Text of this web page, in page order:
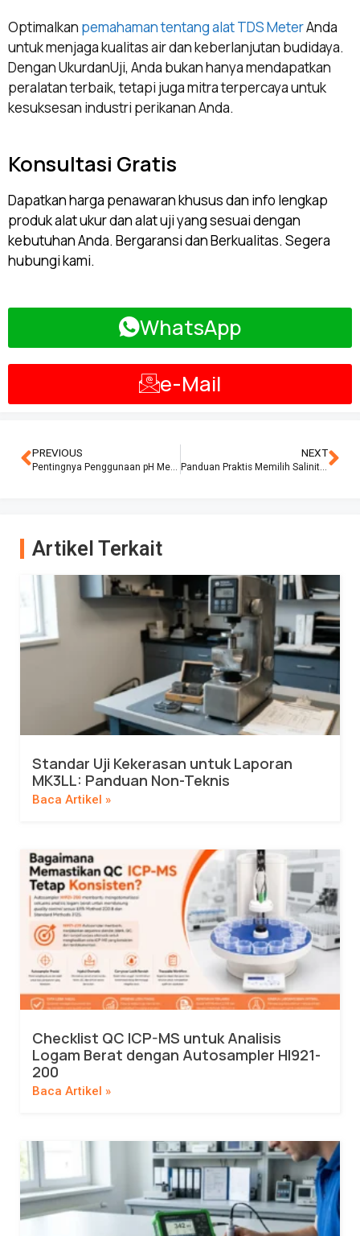
Optimalkan pemahaman tentang alat TDS MeterAnda
untuk menjaga kualitas air dan keberlanjutan budidaya.
Dengan UkurdanUji, Anda bukan hanya mendapatkan
peralatan terbaik, tetapi juga mitra terpercaya untuk
kesuksesan industri perikanan Anda.
Konsultasi Gratis
Dapatkan harga penawaran khusus dan info lengkap
produk alat ukur dan alat uji yang sesuai dengan
kebutuhan Anda. Bergaransi dan Berkualitas. Segera
hubungi kami.
WhatsApp
e-Mail
PREVIOUS NEXT
Panduan Praktis Memilih Salinity Meter yang Ekonomis dan Berkualitas untuk Kolam Renang Anda
Artikel Terkait
Standar Uji Kekerasan untuk Laporan
MK3LL: Panduan Non-Teknis
Baca Artikel »
Checklist QC ICP-MS untuk Analisis
Logam Berat dengan Autosampler HI921-
200
Baca Artikel »